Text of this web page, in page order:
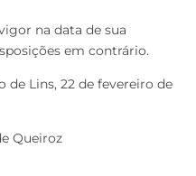
na data de sua
em contrário.
Lins, 22 de fevereiro de
Queiroz